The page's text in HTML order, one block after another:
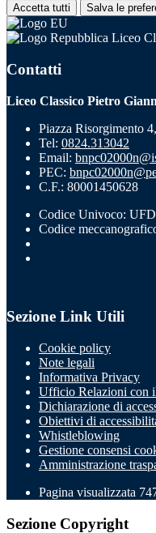
Accetta tutti Salva le
Liceo
Contatti
Liceo Classico Pietro
Piazza Risorgimento
Tel: 0824.313042
Email:
PEC:
C.F.: 80001450628
Codice Univoco:
Codice
Sezione Link Utili
Cookie policy
Note legali
Informativa Privacy
Ufficio Relazioni con
Dichiarazione di
Obiettivi di
Whistleblowing
Gestione consensi
Amministrazione
Pagina visualizzata
Sezione Copyright